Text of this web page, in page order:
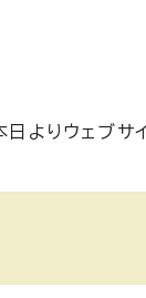
よりウェブサ